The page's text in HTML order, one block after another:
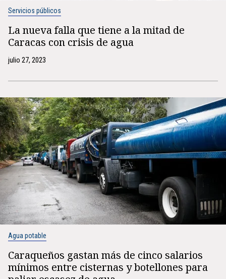
Servicios públicos
La nueva falla que tiene a la mitad de
Caracas con crisis de agua
julio 27, 2023
Agua potable
Caraqueños gastan más de cinco salarios
mínimos entre cisternas y botellones para